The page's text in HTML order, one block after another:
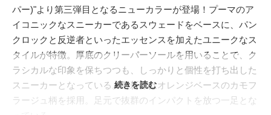
パー)"より第三弾目となるニューカラーが登場！プーマのア
イコニックなスニーカーであるスウェードをベースに、パン
クロックと反逆者といったエッセンスを加えたユニークなス
タイルが特徴。厚底のクリーパーソールを用いることで、ク
ラシカルな印象を保ちつつも、しっかりと個性を打ち出した
スニーカーとなっている。最新作はオレンジベースのカモフ
ラージュ柄を採用。足元で抜群のインパクトを放つ一足とな
続きを読む